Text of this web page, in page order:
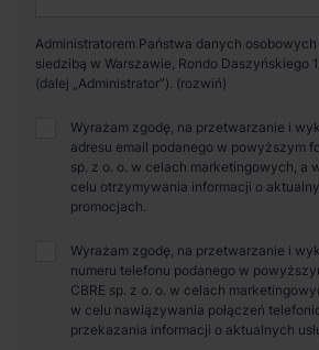
Administratorem Państwa danych osobowych
siedzibą w Warszawie, Rondo Daszyńskiego
(dalej „Administrator”).
Wyrażam zgodę, na przetwarzanie i
adresu email podanego w powyższym
sp. z o. o. w celach marketingowych, a
celu otrzymywania informacji o
promocjach.
Wyrażam zgodę, na przetwarzanie i
numeru telefonu podanego w
CBRE sp. z o. o. w celach
w celu nawiązywania połączeń
przekazania informacji o aktualnych